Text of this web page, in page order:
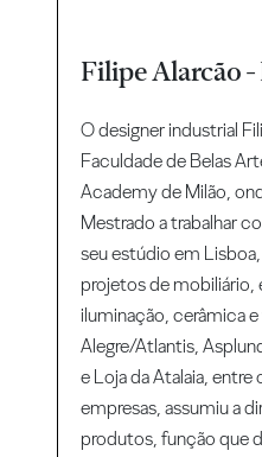
Filipe Alarcão -
O designer industrial
Faculdade de Belas
Academy de Milão,
Mestrado a trabalhar
seu estúdio em
projetos de mobiliário,
iluminação, cerâmica e
Alegre/Atlantis,
e Loja da Atalaia, entre
empresas, assumiu a
produtos, função que